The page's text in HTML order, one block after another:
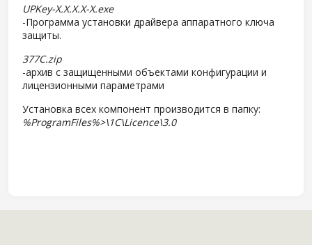
UPKey-X.X.X.X-X.exe
-Программа установки драйвера аппаратного ключа
защиты.
377C.zip
-архив с защищенными объектами конфигурации и
лицензионными параметрами
Установка всех компонент производится в папку:
%ProgramFiles%>\1C\Licence\3.0